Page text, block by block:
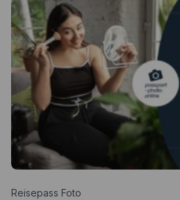
Category
Reisepass Foto